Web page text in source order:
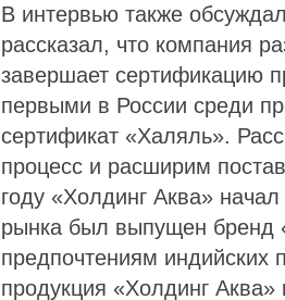
В интервью также
рассказал, что компания
завершает сертификацию
первыми в России среди
сертификат «Халяль».
процесс и расширим
году «Холдинг Аква»
рынка был выпущен бренд
предпочтениям индийских
продукция «Холдинг Аква»